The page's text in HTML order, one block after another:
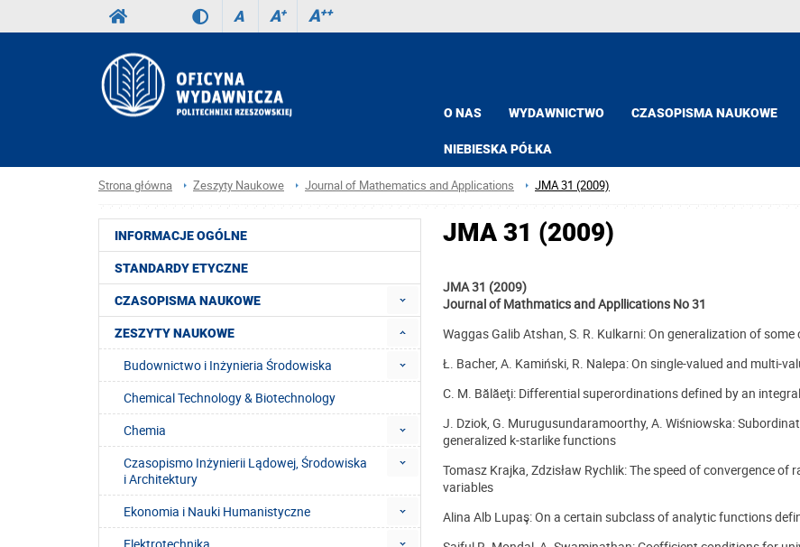
A A+ A++
O NAS WYDAWNICTWO CZASOPISMA NAUKOWE
NIEBIESKA PÓŁKA
Strona główna Zeszyty Naukowe Journal of Mathematics and Applications JMA 31 (2009)
INFORMACJE OGÓLNE
STANDARDY ETYCZNE
CZASOPISMA NAUKOWE
ZESZYTY NAUKOWE
Budownictwo i Inżynieria Środowiska
Chemical Technology & Biotechnology
Chemia
Czasopismo Inżynierii Lądowej, Środowiska
i Architektury
Ekonomia i Nauki Humanistyczne
JMA 31 (2009)
JMA 31 (2009)
Journal of Mathmatics and Appllications No 31
Waggas Galib Atshan, S. R. Kulkarni: On generalization of
Ł. Bacher, A. Kamiński, R. Nalepa: On single-valued and multi-
C. M. Bălăeţi: Differential superordinations defined by an
J. Dziok, G. Murugusundaramoorthy, A. Wiśniowska:
generalized k-starlike functions
Tomasz Krajka, Zdzisław Rychlik: The speed of convergence
variables
Alina Alb Lupaş: On a certain subclass of analytic functions